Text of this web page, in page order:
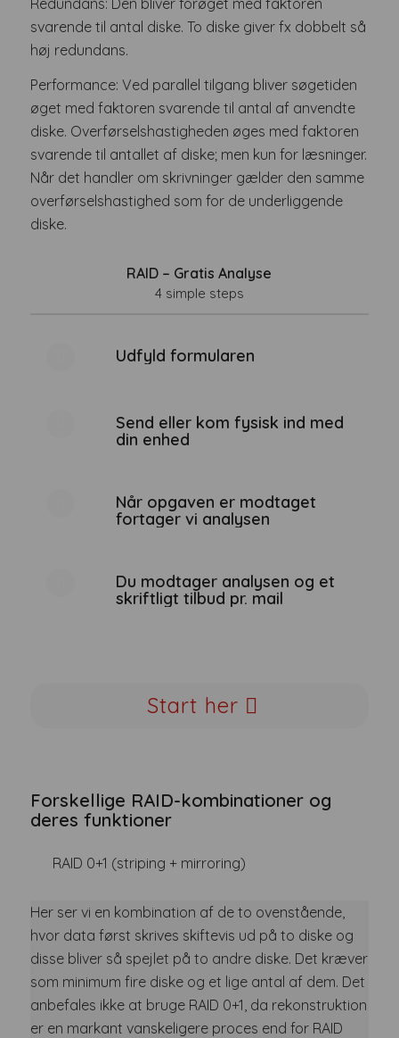
svarende til antal diske. To diske giver fx dobbelt så
høj redundans.
Performance: Ved parallel tilgang bliver søgetiden
øget med faktoren svarende til antal af anvendte
diske. Overførselshastigheden øges med faktoren
svarende til antallet af diske; men kun for læsninger.
Når det handler om skrivninger gælder den samme
overførselshastighed som for de underliggende
diske.
RAID – Gratis Analyse
4 simple steps
Udfyld formularen
Send eller kom fysisk ind med
din enhed
Når opgaven er modtaget
fortager vi analysen
Du modtager analysen og et
skriftligt tilbud pr. mail
Start her
Forskellige RAID-kombinationer og
deres funktioner
RAID 0+1 (striping + mirroring)
Her ser vi en kombination af de to ovenstående,
hvor data først skrives skiftevis ud på to diske og
disse bliver så spejlet på to andre diske. Det kræver
som minimum fire diske og et lige antal af dem. Det
anbefales ikke at bruge RAID 0+1, da rekonstruktion
er en markant vanskeligere proces end for RAID